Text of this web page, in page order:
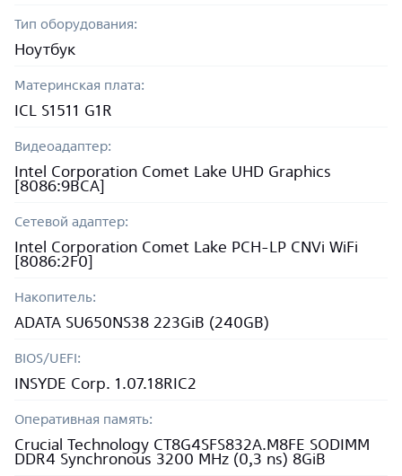
Тип оборудования:
Ноутбук
Материнская плата:
ICL S1511 G1R
Видеоадаптер:
Intel Corporation Comet Lake UHD Graphics
[8086:9BCA]
Сетевой адаптер:
Intel Corporation Comet Lake PCH-LP CNVi WiFi
[8086:2F0]
Накопитель:
ADATA SU650NS38 223GiB (240GB)
BIOS/UEFI:
INSYDE Corp. 1.07.18RIC2
Оперативная память:
Crucial Technology CT8G4SFS832A.M8FE SODIMM
DDR4 Synchronous 3200 MHz (0,3 ns) 8GiB